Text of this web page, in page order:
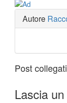
Autore
Post
Lascia un